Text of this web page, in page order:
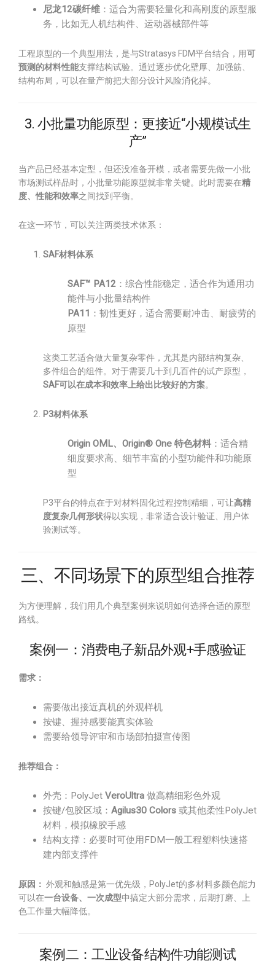
尼龙12碳纤维 ：适合为需要轻量化和高刚度的原型服
务，比如无人机结构件、运动器械部件等
工程原型的一个典型用法，是与Stratasys FDM平台结合，用可
预测的材料性能支撑结构试验。通过逐步优化壁厚、加强筋、
结构布局，可以在量产前把大部分设计风险消化掉。
3. 小批量功能原型：更接近“小规模试生
产”
当产品已经基本定型，但还没准备开模，或者需要先做一小批
市场测试样品时，小批量功能原型就非常关键。此时需要在精
度、性能和效率之间找到平衡。
在这一环节，可以关注两类技术体系：
SAF材料体系
SAF™ PA12 ：综合性能稳定，适合作为通用功
能件与小批量结构件
PA11 ：韧性更好，适合需要耐冲击、耐疲劳的
原型
这类工艺适合做大量复杂零件，尤其是内部结构复杂、
多件组合的组件。对于需要几十到几百件的试产原型，
SAF可以在成本和效率上给出比较好的方案。
P3材料体系
Origin OML、Origin® One 特色材料 ：适合精
细度要求高、细节丰富的小型功能件和功能原
型
P3平台的特点在于对材料固化过程控制精细，可让高精
度复杂几何形状得以实现，非常适合设计验证、用户体
验测试等。
三、不同场景下的原型组合推荐
为方便理解，我们用几个典型案例来说明如何选择合适的原型
路线。
案例一：消费电子新品外观+手感验证
需求：
需要做出接近真机的外观样机
按键、握持感要能真实体验
需要给领导评审和市场部拍摄宣传图
推荐组合：
外壳：PolyJet VeroUltra 做高精细彩色外观
按键/包胶区域： Agilus30 Colors 或其他柔性PolyJet
材料，模拟橡胶手感
结构支撑：必要时可使用FDM一般工程塑料快速搭
建内部支撑件
原因： 外观和触感是第一优先级，PolyJet的多材料多颜色能力
可以在一台设备、一次成型中搞定大部分需求，后期打磨、上
色工作量大幅降低。
案例二：工业设备结构件功能测试